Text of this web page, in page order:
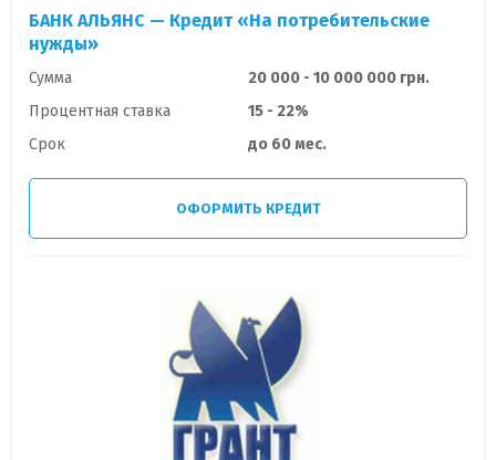
БАНК АЛЬЯНС — Кредит «На потребительские
нужды»
Сумма
20 000 - 10 000 000 грн.
Процентная ставка
15 - 22%
Срок
до 60 мес.
ОФОРМИТЬ КРЕДИТ